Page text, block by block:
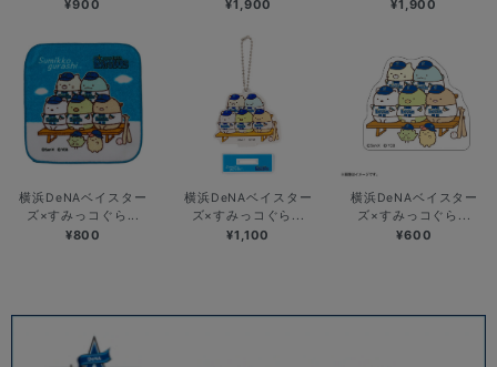
¥900 ¥1,900 ¥1,900
横浜DeNAベイスター
ズ×すみっコぐら...
¥800
横浜DeNAベイスター
ズ×すみっコぐら...
¥1,100
横浜DeNAベイスター
ズ×すみっコぐら...
¥600